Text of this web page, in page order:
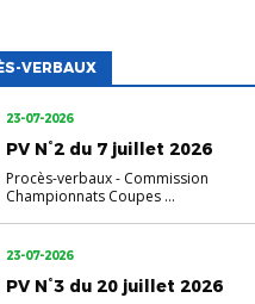
VERBAUX
23-07-2026
PV N°2 du 7 juillet 2026
Procès-verbaux- Commission
Championnats Coupes ...
23-07-2026
PV N°3 du 20 juillet 2026